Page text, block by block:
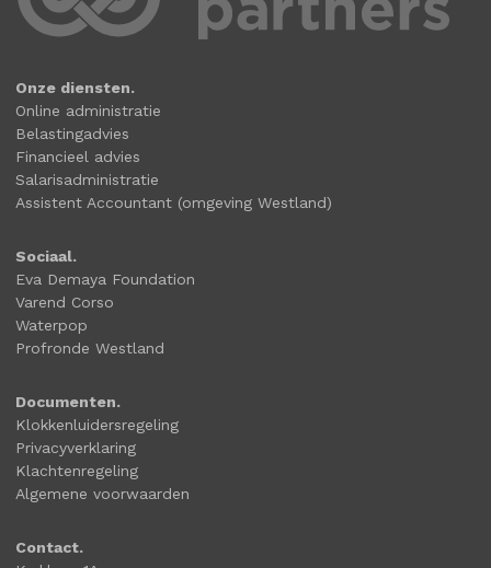
Onze diensten.
Online administratie
Belastingadvies
Financieel advies
Salarisadministratie
Assistent Accountant (omgeving Westland)
Sociaal.
Eva Demaya Foundation
Varend Corso
Waterpop
Profronde Westland
Documenten.
Klokkenluidersregeling
Privacyverklaring
Klachtenregeling
Algemene voorwaarden
Contact.